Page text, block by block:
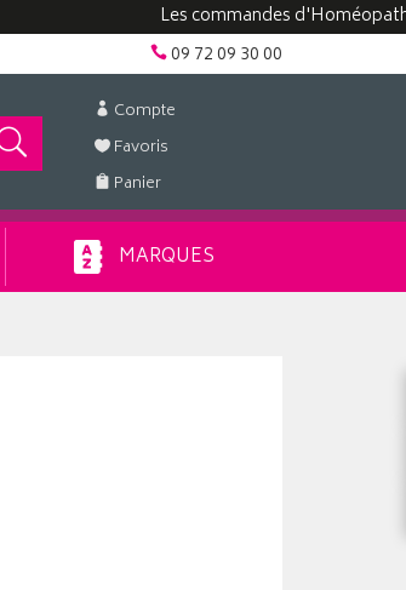
Les commandes d'Homéopathie
09 72 09 30 00
Compte
Favoris
Panier
MARQUES